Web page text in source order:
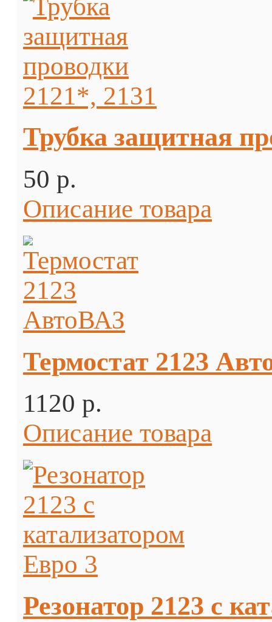
Трубка защитная
50 p.
Описание товара
Термостат 2123
1120 p.
Описание товара
Резонатор 2123 с